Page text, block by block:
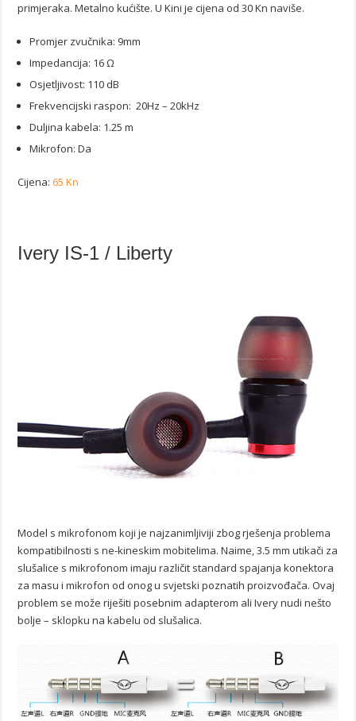
primjeraka. Metalno kućište. U Kini je cijena od 30 Kn naviše.
Promjer zvučnika: 9mm
Impedancija: 16 Ω
Osjetljivost: 110 dB
Frekvencijski raspon: 20Hz – 20kHz
Duljina kabela: 1.25 m
Mikrofon: Da
Cijena: 65 Kn
Ivery IS-1 / Liberty
Model s mikrofonom koji je najzanimljiviji zbog rješenja problema
kompatibilnosti s ne-kineskim mobitelima. Naime, 3.5 mm utikači za
slušalice s mikrofonom imaju različit standard spajanja konektora
za masu i mikrofon od onog u svjetski poznatih proizvođača. Ovaj
problem se može riješiti posebnim adapterom ali Ivery nudi nešto
bolje – sklopku na kabelu od slušalica.